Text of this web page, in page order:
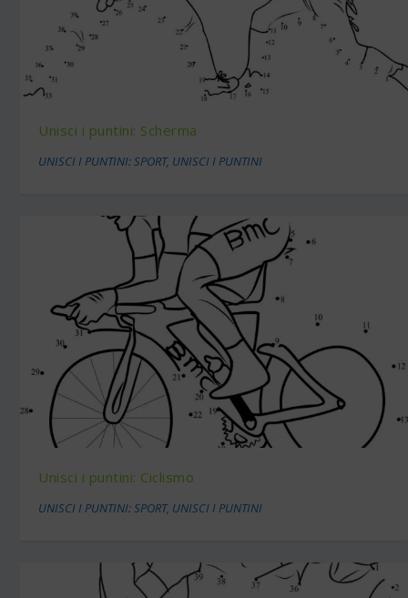
Unisci i puntini: Scherma
UNISCI I PUNTINI: SPORT, UNISCI I PUNTINI
Unisci i puntini: Ciclismo
UNISCI I PUNTINI: SPORT, UNISCI I PUNTINI